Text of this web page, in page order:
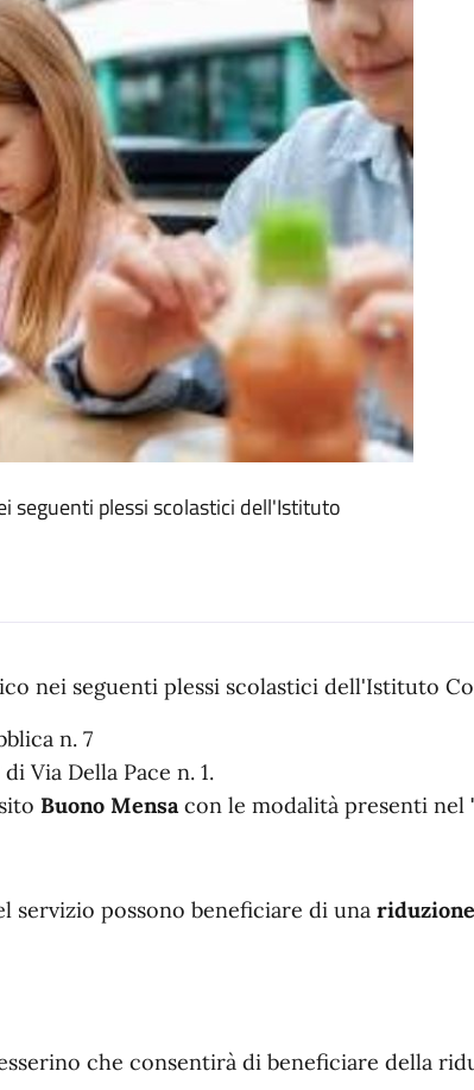
seguenti plessi scolastici dell'Istituto
nei seguenti plessi scolastici dell'Istituto
n. 7
Via Della Pace n. 1.
Buono Mensacon le modalità presenti nel
servizio possono beneficiare di una
che consentirà di beneficiare della